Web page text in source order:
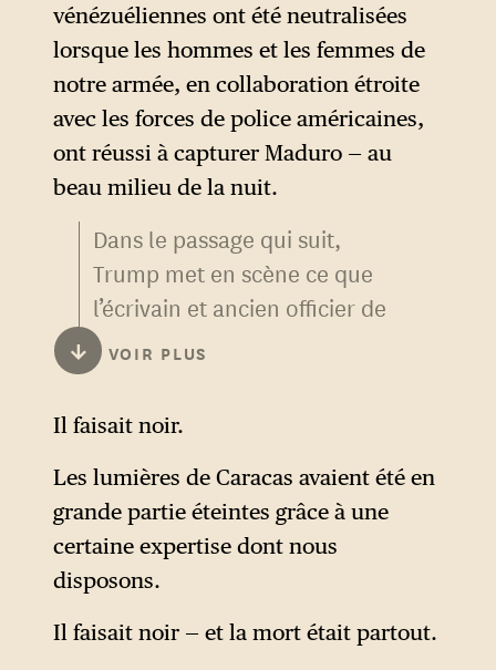
L’exécution du chef de l’État
islamique al-Baghdadi avait
été conduite par la même
unité qui a frappé Caracas
aujourd’hui — la force Delta.
vénézuéliennes ont été neutralisées
lorsque les hommes et les femmes de
notre armée, en collaboration étroite
avec les forces de police américaines,
ont réussi à capturer Maduro — au
beau milieu de la nuit.
Dans le passage qui suit,
Trump met en scène ce que
l’écrivain et ancien officier de
Marine Phil Klay a pu qualifier
de spectacle de la cruauté :
une mise en récit de la
puissance de frappe
américaine censée parler au
public américain.
↓ VOIR PLUS
Il faisait noir.
Les lumières de Caracas avaient été en
grande partie éteintes grâce à une
certaine expertise dont nous
disposons.
Il faisait noir — et la mort était partout.